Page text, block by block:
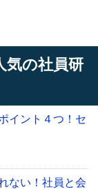
気の社員研
イント４つ！セ
ない！社員と会